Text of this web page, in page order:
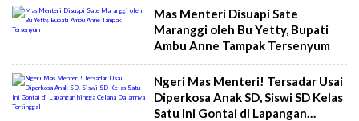
Mas Menteri Disuapi Sate
Maranggi oleh Bu Yetty, Bupati
Ambu Anne Tampak Tersenyum
Ngeri Mas Menteri! Tersadar Usai
Diperkosa Anak SD, Siswi SD Kelas
Satu Ini Gontai di Lapangan